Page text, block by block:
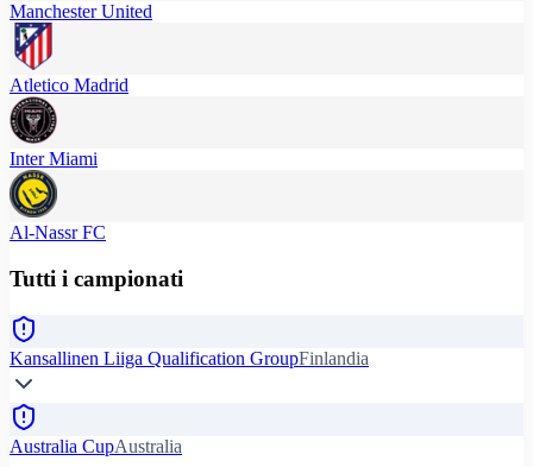
Manchester United
Atletico Madrid
Inter Miami
Al-Nassr FC
Tutti i campionati
Kansallinen Liiga Qualification GroupFinlandia
Australia CupAustralia